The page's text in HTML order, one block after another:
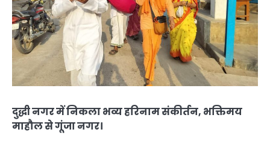
दुद्धी नगर में निकला भव्य हरिनाम संकीर्तन, भक्तिमय
माहौल से गूंजा नगर।